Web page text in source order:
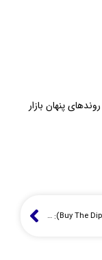
پنهان بازار
کف‌خرید در فارکس (Buy The Dip): فرصت طلایی یا سقوط آزاد؟